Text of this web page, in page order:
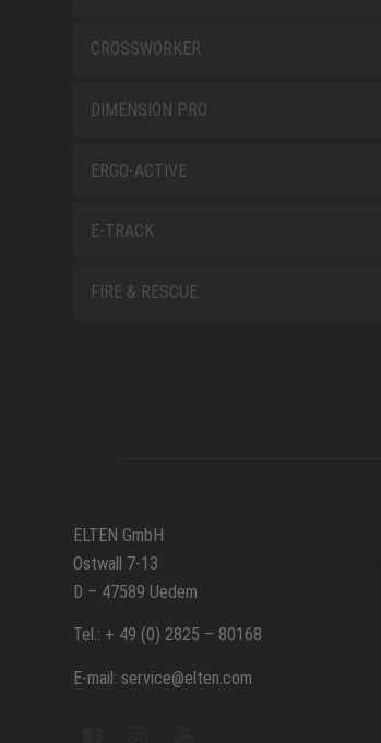
CROSSWORKER
DIMENSION PRO
ERGO-ACTIVE
E-TRACK
FIRE & RESCUE
ELTEN GmbH
Ostwall 7-13
D – 47589 Uedem
Tel.: + 49 (0) 2825 – 80168
E-mail: service@elten.com